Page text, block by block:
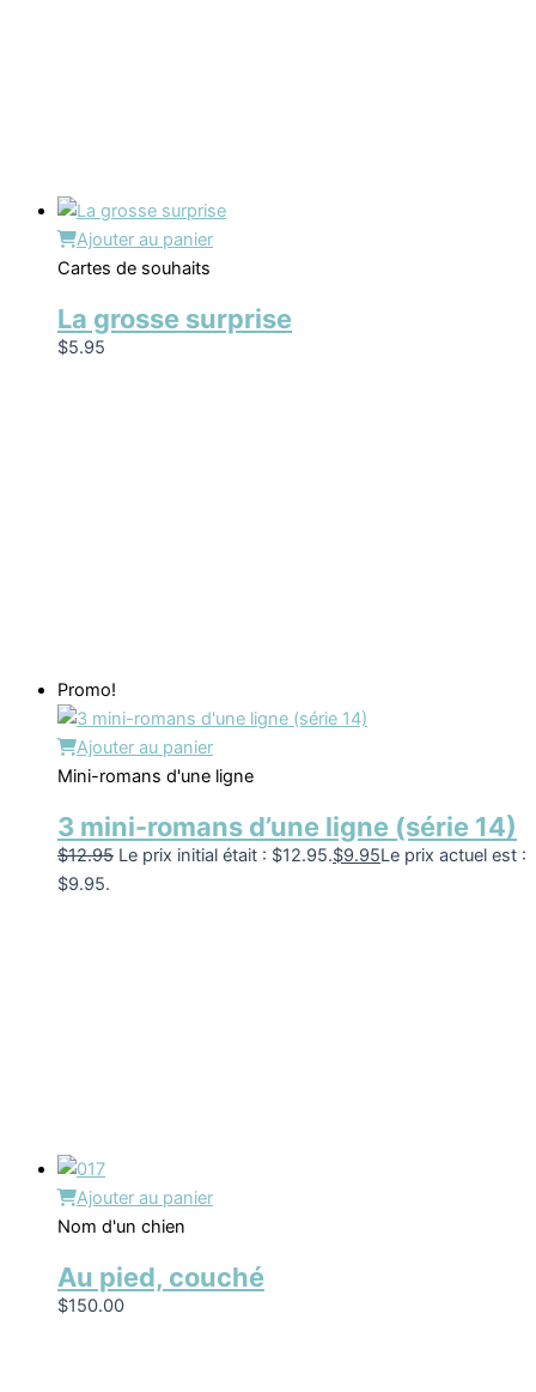
Ajouter au panier
Cartes de souhaits
La grosse surprise
$5.95
Promo!
Ajouter au panier
Mini-romans d'une ligne
3 mini-romans d’une ligne (série 14)
$12.95 Le prix initial était : $12.95.$9.95Le prix actuel est :
$9.95.
Ajouter au panier
Nom d'un chien
Au pied, couché
$150.00